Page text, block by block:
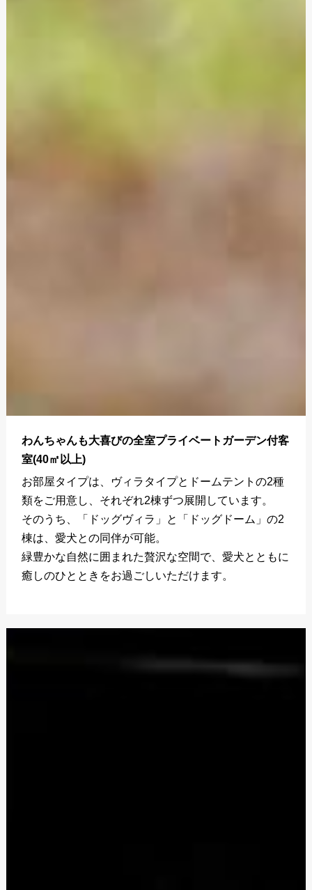
わんちゃんも大喜びの全室プライベートガーデン付客
室(40㎡以上)
お部屋タイプは、ヴィラタイプとドームテントの2種
類をご用意し、それぞれ2棟ずつ展開しています。
そのうち、「ドッグヴィラ」と「ドッグドーム」の2
棟は、愛犬との同伴が可能。
緑豊かな自然に囲まれた贅沢な空間で、愛犬とともに
癒しのひとときをお過ごしいただけます。